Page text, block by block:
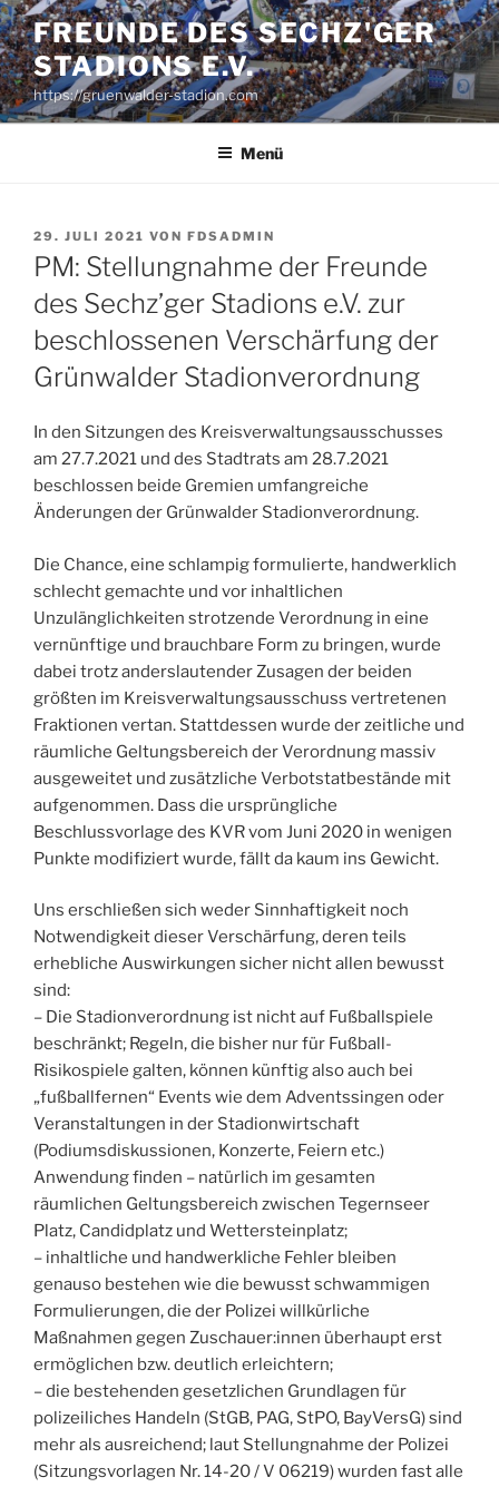
Zum
Inhalt
springen
FREUNDE DES SECHZ'GER
STADIONS E.V.
https://gruenwalder-stadion.com
Menü
VERÖFFENTLICHT
AM
29. JULI 2021 VON FDSADMIN
PM: Stellungnahme der Freunde
des Sechz’ger Stadions e.V. zur
beschlossenen Verschärfung der
Grünwalder Stadionverordnung
In den Sitzungen des Kreisverwaltungsausschusses
am 27.7.2021 und des Stadtrats am 28.7.2021
beschlossen beide Gremien umfangreiche
Änderungen der Grünwalder Stadionverordnung.
Die Chance, eine schlampig formulierte, handwerklich
schlecht gemachte und vor inhaltlichen
Unzulänglichkeiten strotzende Verordnung in eine
vernünftige und brauchbare Form zu bringen, wurde
dabei trotz anderslautender Zusagen der beiden
größten im Kreisverwaltungsausschuss vertretenen
Fraktionen vertan. Stattdessen wurde der zeitliche und
räumliche Geltungsbereich der Verordnung massiv
ausgeweitet und zusätzliche Verbotstatbestände mit
aufgenommen. Dass die ursprüngliche
Beschlussvorlage des KVR vom Juni 2020 in wenigen
Punkte modifiziert wurde, fällt da kaum ins Gewicht.
Uns erschließen sich weder Sinnhaftigkeit noch
Notwendigkeit dieser Verschärfung, deren teils
erhebliche Auswirkungen sicher nicht allen bewusst
sind:
– Die Stadionverordnung ist nicht auf Fußballspiele
beschränkt; Regeln, die bisher nur für Fußball-
Risikospiele galten, können künftig also auch bei
„fußballfernen“ Events wie dem Adventssingen oder
Veranstaltungen in der Stadionwirtschaft
(Podiumsdiskussionen, Konzerte, Feiern etc.)
Anwendung finden – natürlich im gesamten
räumlichen Geltungsbereich zwischen Tegernseer
Platz, Candidplatz und Wettersteinplatz;
– inhaltliche und handwerkliche Fehler bleiben
genauso bestehen wie die bewusst schwammigen
Formulierungen, die der Polizei willkürliche
Maßnahmen gegen Zuschauer:innen überhaupt erst
ermöglichen bzw. deutlich erleichtern;
– die bestehenden gesetzlichen Grundlagen für
polizeiliches Handeln (StGB, PAG, StPO, BayVersG) sind
mehr als ausreichend; laut Stellungnahme der Polizei
(Sitzungsvorlagen Nr. 14-20 / V 06219) wurden fast alle